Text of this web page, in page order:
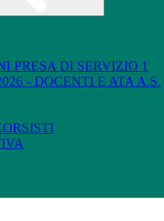
PRESA DI SERVIZIO 1
- DOCENTI E ATA A.S.